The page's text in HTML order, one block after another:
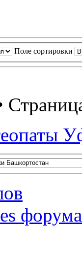
Поле сортировки
форума